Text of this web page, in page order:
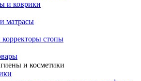
и коврики
матрасы
корректоры стопы
и косметики